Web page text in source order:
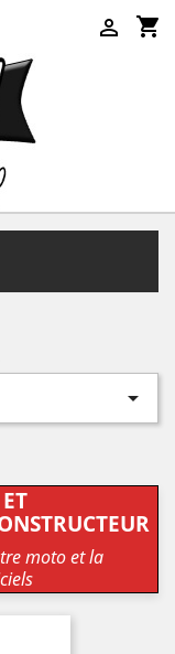
shopping_cart


moto et la